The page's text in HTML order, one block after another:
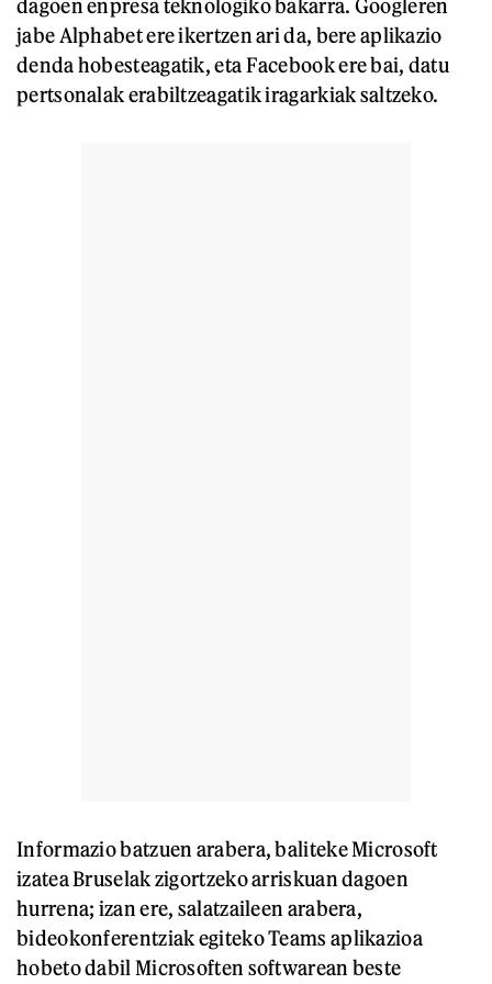
dagoen enpresa teknologiko bakarra. Googleren
jabe Alphabet ere ikertzen ari da, bere aplikazio
denda hobesteagatik, eta Facebook ere bai, datu
pertsonalak erabiltzeagatik iragarkiak saltzeko.
Informazio batzuen arabera, baliteke Microsoft
izatea Bruselak zigortzeko arriskuan dagoen
hurrena; izan ere, salatzaileen arabera,
bideokonferentziak egiteko Teams aplikazioa
hobeto dabil Microsoften softwarean beste